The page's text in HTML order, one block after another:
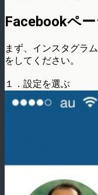
Facebookペ
まず、インスタグラ
をしてください。
１．設定を選ぶ